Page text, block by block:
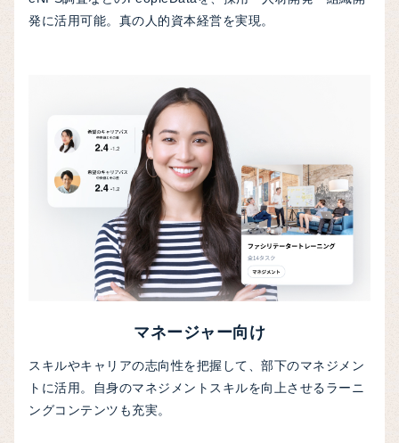
発に活用可能。真の人的資本経営を実現。
マネージャー向け
スキルやキャリアの志向性を把握して、部下のマネジメン
トに活用。自身のマネジメントスキルを向上させるラーニ
ングコンテンツも充実。